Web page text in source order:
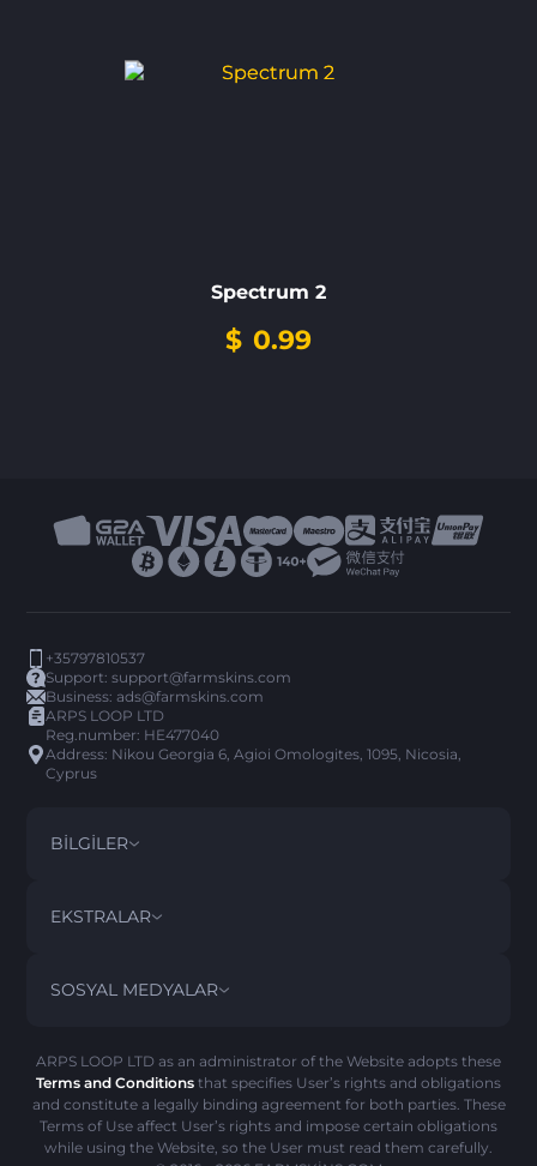
Spectrum 2
$ 0.99
+35797810537
Support:support@farmskins.com
Business:ads@farmskins.com
ARPS LOOP LTD
Reg.number: HE477040
Address: Nikou Georgia 6, Agioi Omologites, 1095, Nicosia,
Cyprus
BILGILER
ŞARTLAR VE KOŞULLAR
GERI ÖDEME POLITIKASI
ÇEREZ POLITIKASI
EKSTRALAR
SSS
SOSYAL MEDYALAR
ARPS LOOP LTD as an administrator of the Website adopts these
Terms and Conditions that specifies User’s rights and obligations
and constitute a legally binding agreement for both parties. These
Terms of Use affect User’s rights and impose certain obligations
while using the Website, so the User must read them carefully.